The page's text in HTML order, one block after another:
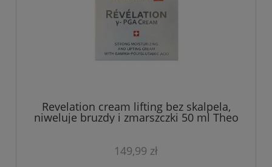
Revelation cream lifting bez skalpela,
niweluje bruzdy i zmarszczki 50 ml Theo
149,99 zł